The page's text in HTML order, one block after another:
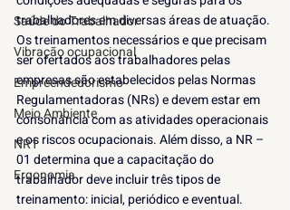
Saúde do Trabalhador
Vibração ocupacional
Empreendedorismo
Meio Ambiente
NR1
Ergonomia
trabalhadores em diversas áreas de atuação.
Os treinamentos necessários e que precisam
ser ofertados aos trabalhadores pelas
empresas são estabelecidos pelas Normas
Regulamentadoras (NRs) e devem estar em
consonância com as atividades operacionais
e os riscos ocupacionais. Além disso, a NR –
01 determina que a capacitação do
trabalhador deve incluir três tipos de
treinamento: inicial, periódico e eventual.